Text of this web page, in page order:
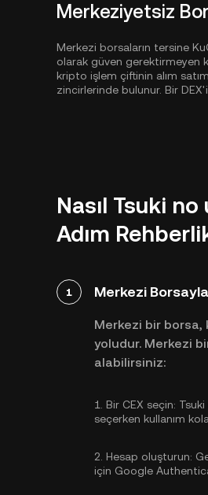
Merkeziyetsiz
Merkezi borsaların tersine
olarak güven gerektirmeyen
kripto işlem çiftinin alım
zincirlerinde bulunur. Bir
Nasıl Tsuki no
Adım
1 Merkezi
Merkezi bir borsa,
yoludur. Merkezi
alabilirsiniz:
1. Bir CEX seçin:
seçerken kullanım
2. Hesap oluşturun:
için Google